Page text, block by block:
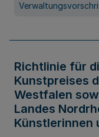
Richtlinie für
Kunstpreises
Westfalen
Landes
Künstlerinnen